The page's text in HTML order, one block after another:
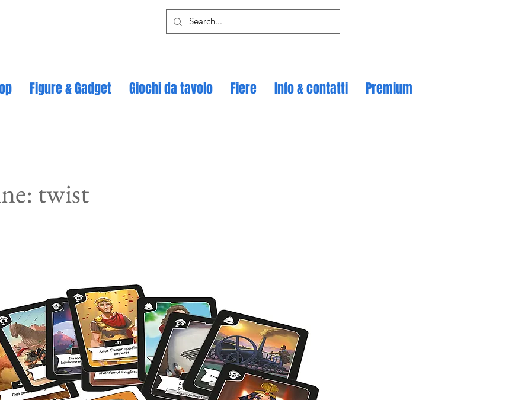
Figure & Gadget Giochi da tavolo Fiere Info & contatti Premium
twist